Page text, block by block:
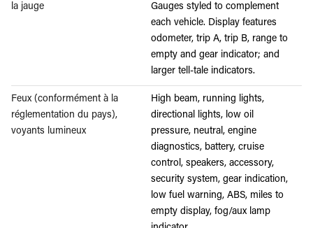
la jauge
Gauges styled to complement
each vehicle. Display features
odometer, trip A, trip B, range to
empty and gear indicator; and
larger tell-tale indicators.
Feux (conformément à la
réglementation du pays),
voyants lumineux
High beam, running lights,
directional lights, low oil
pressure, neutral, engine
diagnostics, battery, cruise
control, speakers, accessory,
security system, gear indication,
low fuel warning, ABS, miles to
empty display, fog/aux lamp